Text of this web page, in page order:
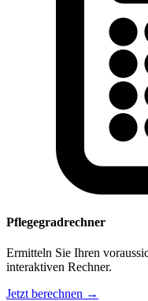
Pflegegradrechner
Ermitteln Sie Ihren
interaktiven Rechner.
Jetzt berechnen →